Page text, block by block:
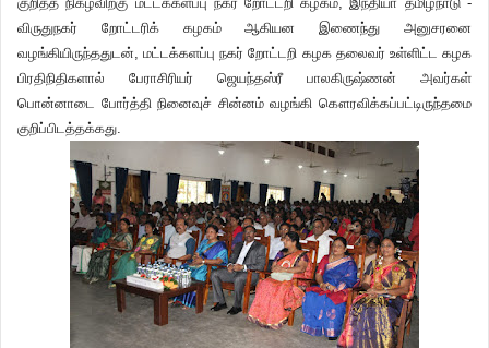
விருதுநகர் றோட்டரிக் கழகம் ஆகியன இணைந்து அனுசரனை
வழங்கியிருந்ததுடன், மட்டக்களப்பு நகர் றோட்டறி கழக தலைவர் உள்ளிட்ட கழக
பிரதிநிதிகளால் பேராசிரியர் ஜெயந்தஸ்ரீ பாலகிருஷ்ணன் அவர்கள்
பொன்னாடை போர்த்தி நினைவுச் சின்னம் வழங்கி கௌரவிக்கப்பட்டிருந்தமை
குறிப்பிடத்தக்கது.